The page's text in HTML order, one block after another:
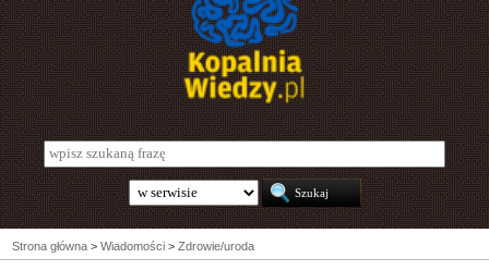
Strona główna > Wiadomości > Zdrowie/uroda